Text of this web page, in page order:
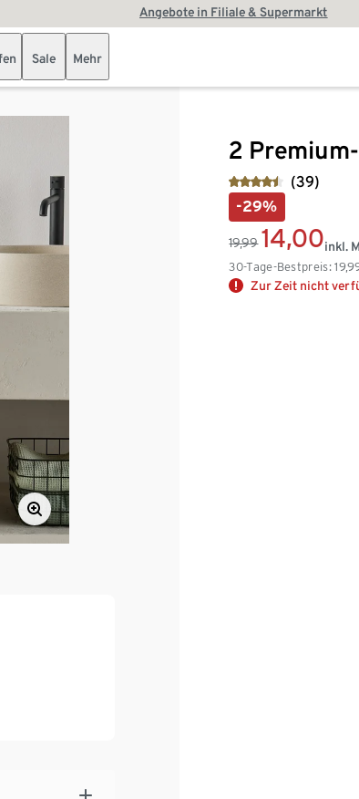
Angebote in Filiale & Supermarkt
Sale Mehr
2
(39)
-29%
19,99 14,00
30-Tage-Bestpreis:
inkl.
Zur Zeit nicht